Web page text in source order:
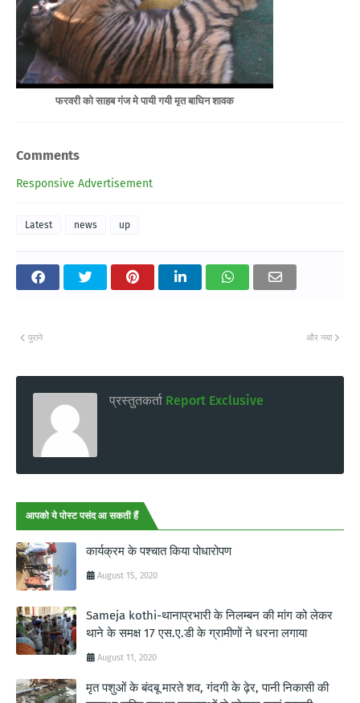
फरवरी को साहब गंज मे पायी गयी मृत बाघिन शावक
Comments
Responsive Advertisement
Latest news up
और नया
पुराने
प्रस्तुतकर्ता Report Exclusive
आपको ये पोस्ट पसंद आ सकती हैं
कार्यक्रम के पश्चात किया पोधारोपण
August 15, 2020
Sameja kothi-थानाप्रभारी के निलम्बन की मांग को लेकर
थाने के समक्ष 17 एस.ए.डी के ग्रामीणों ने धरना लगाया
August 11, 2020
मृत पशुओं के बंदबू मारते शव, गंदगी के ढ़ेर, पानी निकासी की